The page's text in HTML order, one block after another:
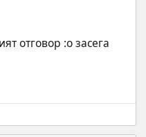
отговор :o засега